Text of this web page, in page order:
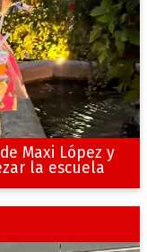
Maxi López y
la escuela